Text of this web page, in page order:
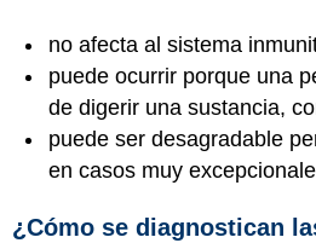
no afecta al sistema
puede ocurrir porque una
de digerir una sustancia,
puede ser desagradable
en casos muy
¿Cómo se diagnostican